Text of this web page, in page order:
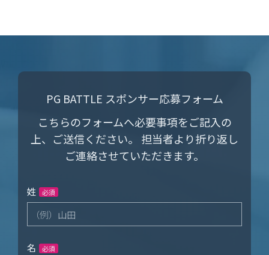
PG BATTLE スポンサー応募フォーム
こちらのフォームへ必要事項をご記入の
上、ご送信ください。 担当者より折り返し
ご連絡させていただきます。
姓 必須
名 必須